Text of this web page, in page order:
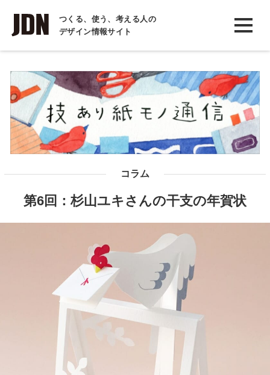
つくる、使う、考える人の
デザイン情報サイト
INTERVIEW
インタビュー
REPORT
レポート
COLUMN
コラム
コラム
第6回：杉山ユキさんの干支の年賀状